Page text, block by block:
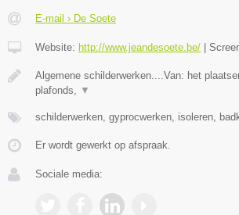
E-mail › De Soete
Website: http://www.jeandesoete.be/
Algemene schilderwerken....Van: het
plafonds, ▼
schilderwerken, gyprocwerken, isoleren,
Er wordt gewerkt op afspraak.
Sociale media: